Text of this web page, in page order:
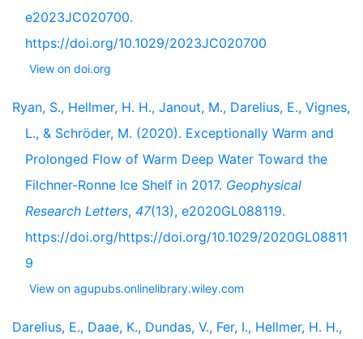
e2023JC020700.
https://doi.org/10.1029/2023JC020700
View on doi.org
Ryan, S., Hellmer, H. H., Janout, M., Darelius, E., Vignes,
L., & Schröder, M. (2020). Exceptionally Warm and
Prolonged Flow of Warm Deep Water Toward the
Filchner-Ronne Ice Shelf in 2017. Geophysical
Research Letters, 47(13), e2020GL088119.
https://doi.org/https://doi.org/10.1029/2020GL08811
9
View on agupubs.onlinelibrary.wiley.com
Darelius, E., Daae, K., Dundas, V., Fer, I., Hellmer, H. H.,